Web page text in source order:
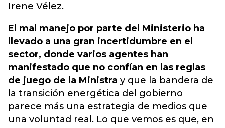
Irene Vélez.
El mal manejo por parte del Ministerio ha
llevado a una gran incertidumbre en el
sector, donde varios agentes han
manifestado que no confían en las reglas
de juego de la Ministra y que la bandera de
la transición energética del gobierno
parece más una estrategia de medios que
una voluntad real. Lo que vemos es que, en